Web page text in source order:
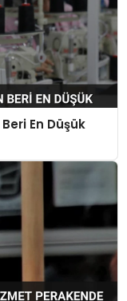
En Düşük